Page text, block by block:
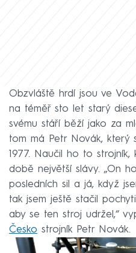
Obzvláště hrdí jsou ve
na téměř sto let starý
svému stáří běží jako za
tom má Petr Novák,
1977. Naučil ho to
době největší slávy. „On
posledních sil a já, když
tak jsem ještě stačil
aby se ten stroj udržel,“
Česko strojník Petr Novák.